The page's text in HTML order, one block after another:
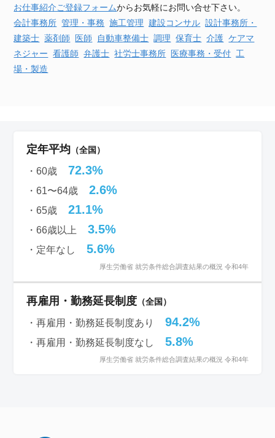
お仕事紹介ご登録フォームからお気軽にお問い合せ下さい。
会計事務所 管理・事務 施工管理 建設コンサル 設計事務所・
建築士 薬剤師 医師 自動車整備士 調理 保育士 介護 ケアマ
ネジャー 看護師 弁護士 社労士事務所 医療事務・受付 工
場・製造
定年平均 （全国）
・60歳 72.3%
・61〜64歳 2.6%
・65歳 21.1%
・66歳以上 3.5%
・定年なし 5.6%
厚生労働省 就労条件総合調査結果の概況 令和4年
再雇用・勤務延長制度（全国）
・再雇用・勤務延長制度あり 94.2%
・再雇用・勤務延長制度なし 5.8%
厚生労働省 就労条件総合調査結果の概況 令和4年